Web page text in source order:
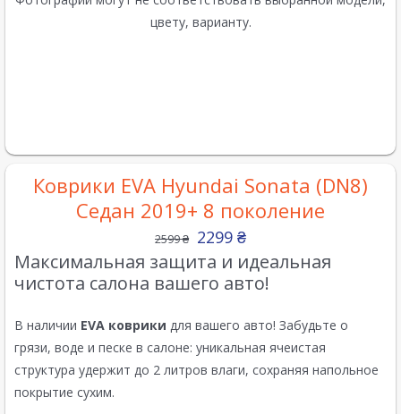
цвету, варианту.
Коврики EVA Hyundai Sonata (DN8)
Седан 2019+ 8 поколение
2599₴ 2299 ₴
Максимальная защита и идеальная
чистота салона вашего авто!
В наличии EVA коврики для вашего авто! Забудьте о
грязи, воде и песке в салоне: уникальная ячеистая
структура удержит до 2 литров влаги, сохраняя напольное
покрытие сухим.